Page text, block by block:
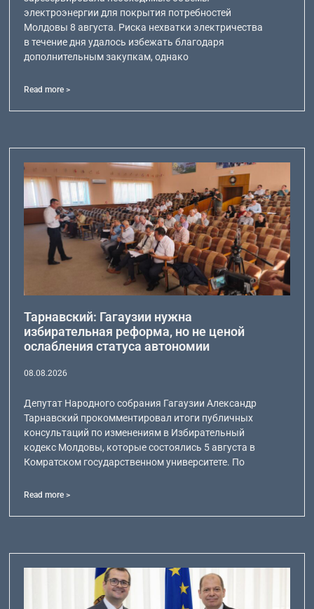
электроэнергии для покрытия потребностей
Молдовы 8 августа. Риска нехватки электричества
в течение дня удалось избежать благодаря
дополнительным закупкам, однако
Read more >
Тарнавский: Гагаузии нужна
избирательная реформа, но не ценой
ослабления статуса автономии
08.08.2026
Депутат Народного собрания Гагаузии Александр
Тарнавский прокомментировал итоги публичных
консультаций по изменениям в Избирательный
кодекс Молдовы, которые состоялись 5 августа в
Комратском государственном университете. По
Read more >